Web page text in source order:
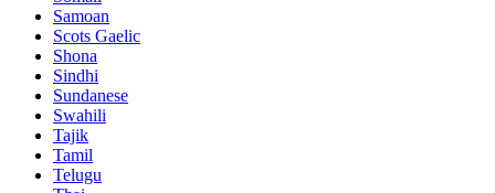
Samoan
Scots Gaelic
Shona
Sindhi
Sundanese
Swahili
Tajik
Tamil
Telugu